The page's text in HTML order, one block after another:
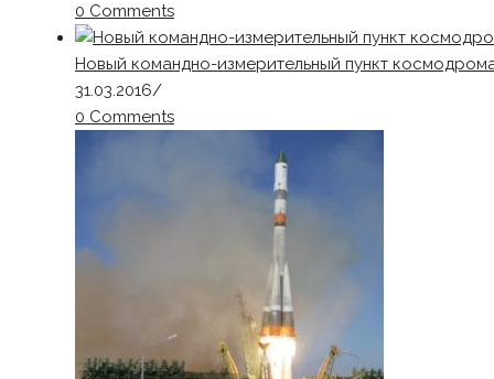
0 Comments
Новый командно-измерительный пункт
31.03.2016/
0 Comments